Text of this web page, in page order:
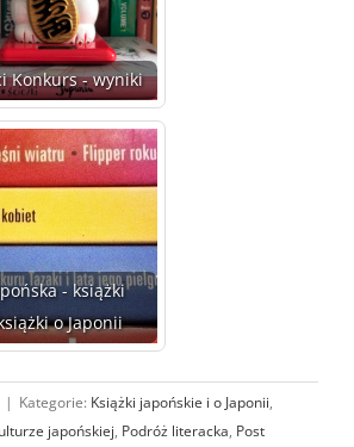
Konkurs - wyniki
- książki
o Japonii
| Kategorie: Książki japońskie i o Japonii,
japońskiej, Podróż literacka, Post